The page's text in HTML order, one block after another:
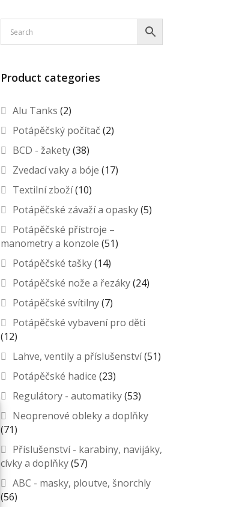
Product categories
Alu Tanks (2)
Potápěčský počítač (2)
BCD - žakety(38)
Zvedací vaky a bóje (17)
Textilní zboží(10)
Potápěčské závaží a opasky(5)
Potápěčské přístroje –
manometry a konzole (51)
Potápěčské tašky(14)
Potápěčské nože a řezáky(24)
Potápěčské svítilny(7)
Potápěčské vybavení pro děti
(12)
Lahve, ventily a příslušenství(51)
Potápěčské hadice (23)
Regulátory - automatiky(53)
Neoprenové obleky a doplňky
(71)
Příslušenství - karabiny, navijáky,
cívky a doplňky(57)
ABC - masky, ploutve, šnorchly
(56)